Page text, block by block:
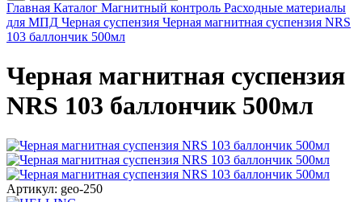
Главная Каталог Магнитный контроль Расходные материалы
для МПД Черная суспензия Черная магнитная суспензия NRS
103 баллончик 500мл
Черная магнитная суспензия
NRS 103 баллончик 500мл
Артикул: geo-250